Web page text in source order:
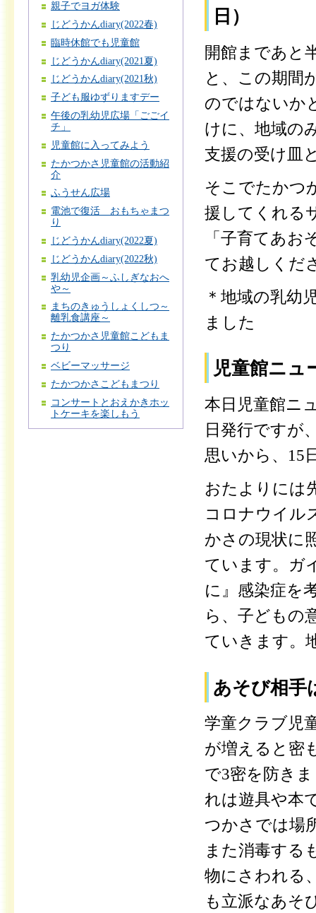
親子でヨガ体験
じどうかんdiary(2022春)
臨時休館でも児童館
じどうかんdiary(2021夏)
じどうかんdiary(2021秋)
子ども服ゆずりますデー
午後の乳幼児広場「ごごイ
チ」
児童館に入ってみよう
たかつかさ児童館の活動紹
介
ふうせん広場
電池で復活 おもちゃまつ
り
じどうかんdiary(2022夏)
じどうかんdiary(2022秋)
乳幼児企画～ふしぎなおへ
や～
まちのきゅうしょくしつ～
離乳食講座～
たかつかさ児童館こどもま
つり
ベビーマッサージ
たかつかさこどもまつり
コンサートとおえかきホッ
トケーキを楽しもう
日）
開館まであと
と、この期間
のではないか
けに、地域の
支援の受け皿
そこでたかつ
援してくれる
「子育てあ
てお越しくだ
＊地域の乳幼
ました
児童館ニュ
本日児童館ニ
日発行ですが
思いから、15
おたよりには
コロナウイル
かさの現状に
ています。ガ
に』感染症を
ら、子どもの
ていきます。
あそび相手
学童クラブ児
が増えると密
で3密を防き
れは遊具や本
つかさでは場
また消毒する
物にさわれる
も立派なあそ